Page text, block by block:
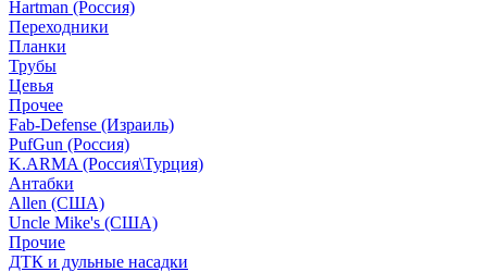
Hartman (Россия)
Переходники
Планки
Трубы
Цевья
Прочее
Fab-Defense (Израиль)
PufGun (Россия)
K.ARMA (Россия\Турция)
Антабки
Allen (США)
Uncle Mike's (США)
Прочие
ДТК и дульные насадки